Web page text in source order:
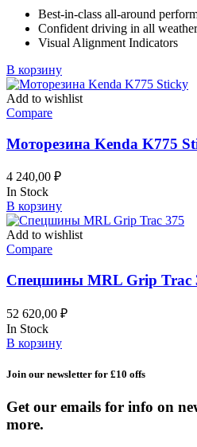
302,09 ₽.
Best-in-class all-around
Confident driving in all
Visual Alignment Indicators
В корзину
Add to wishlist
Compare
Моторезина Kenda K775
4 240,00 ₽
In Stock
В корзину
Add to wishlist
Compare
Спецшины MRL Grip Trac
52 620,00 ₽
In Stock
В корзину
Join our newsletter for £10 offs
Get our emails for info on
more.